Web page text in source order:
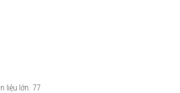
liệu lớn. 77